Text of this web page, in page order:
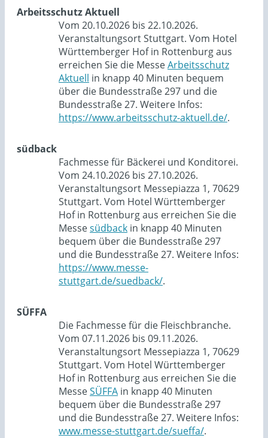
Arbeitsschutz Aktuell
Vom 20.10.2026 bis 22.10.2026.
Veranstaltungsort Stuttgart. Vom Hotel
Württemberger Hof in Rottenburg aus
erreichen Sie die MesseArbeitsschutz
Aktuell in knapp 40 Minuten bequem
über die Bundesstraße 297 und die
Bundesstraße 27. Weitere Infos:
https://www.arbeitsschutz-aktuell.de/.
südback
Fachmesse für Bäckerei und Konditorei.
Vom 24.10.2026 bis 27.10.2026.
Veranstaltungsort Messepiazza 1, 70629
Stuttgart. Vom Hotel Württemberger
Hof in Rottenburg aus erreichen Sie die
Messesüdback in knapp 40 Minuten
bequem über die Bundesstraße 297
und die Bundesstraße 27. Weitere Infos:
https://www.messe-
stuttgart.de/suedback/.
SÜFFA
Die Fachmesse für die Fleischbranche.
Vom 07.11.2026 bis 09.11.2026.
Veranstaltungsort Messepiazza 1, 70629
Stuttgart. Vom Hotel Württemberger
Hof in Rottenburg aus erreichen Sie die
MesseSÜFFA in knapp 40 Minuten
bequem über die Bundesstraße 297
und die Bundesstraße 27. Weitere Infos:
www.messe-stuttgart.de/sueffa/.